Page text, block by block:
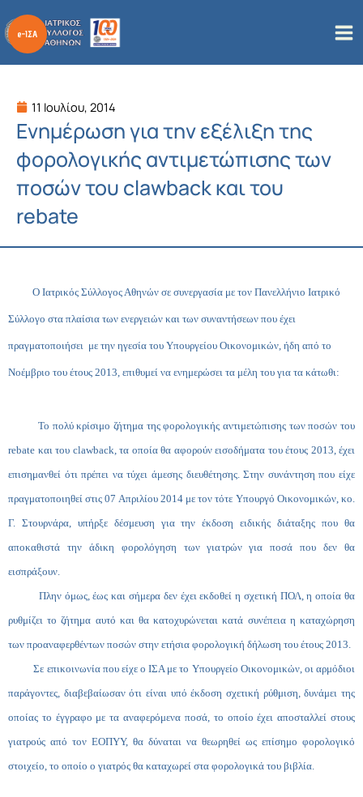
στο
περιεχόμενο
11 Ιουλίου, 2014
Ενημέρωση για την εξέλιξη της
φορολογικής αντιμετώπισης των
ποσών του clawback και του
rebate
Ο Ιατρικός Σύλλογος Αθηνών σε συνεργασία με τον Πανελλήνιο Ιατρικό
Σύλλογο στα πλαίσια των ενεργειών και των συναντήσεων που έχει
πραγματοποιήσει με την ηγεσία του Υπουργείου Οικονομικών, ήδη από το
Νοέμβριο του έτους 2013, επιθυμεί να ενημερώσει τα μέλη του για τα κάτωθι:
Το πολύ κρίσιμο ζήτημα της φορολογικής αντιμετώπισης των ποσών του
rebate και του clawback, τα οποία θα αφορούν εισοδήματα του έτους 2013, έχει
επισημανθεί ότι πρέπει να τύχει άμεσης διευθέτησης. Στην συνάντηση που είχε
πραγματοποιηθεί στις 07 Απριλίου 2014 με τον τότε Υπουργό Οικονομικών, κο.
Γ. Στουρνάρα, υπήρξε δέσμευση για την έκδοση ειδικής διάταξης που θα
αποκαθιστά την άδικη φορολόγηση των γιατρών για ποσά που δεν θα
εισπράξουν.
Πλην όμως, έως και σήμερα δεν έχει εκδοθεί η σχετική ΠΟΛ, η οποία θα
ρυθμίζει το ζήτημα αυτό και θα κατοχυρώνεται κατά συνέπεια η καταχώρηση
των προαναφερθέντων ποσών στην ετήσια φορολογική δήλωση του έτους 2013.
Σε επικοινωνία που είχε ο ΙΣΑ με το Υπουργείο Οικονομικών, οι αρμόδιοι
παράγοντες, διαβεβαίωσαν ότι είναι υπό έκδοση σχετική ρύθμιση, δυνάμει της
οποίας το έγγραφο με τα αναφερόμενα ποσά, το οποίο έχει αποσταλλεί στους
γιατρούς από τον ΕΟΠΥΥ, θα δύναται να θεωρηθεί ως επίσημο φορολογικό
στοιχείο, το οποίο ο γιατρός θα καταχωρεί στα φορολογικά του βιβλία.